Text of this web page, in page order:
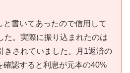
と書いてあったので信用して
た。実際に振り込まれたのは
きされていました。月1返済の
確認すると利息が元本の40%